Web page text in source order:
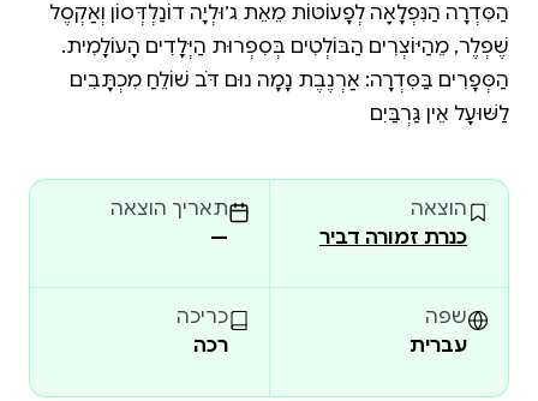
הַסִּדְרָה הַנִּפְלָאָה לְפָעוֹטוֹת מֵאֵת ג׳וּלְיָה דוֹנַלְדְּסוֹן וְאַקְסֶל
שֶׁפְלֶר, מֵהַיּוֹצְרִים הַבּוֹלְטִים בְּסִפְרוּת הַיְּלָדִים הָעוֹלָמִית.
הַסְּפָרִים בַּסִּדְרָה: אַרְנֶבֶת נָמָה נוּם דֹּב שׁוֹלֵחַ מִכְתָּבִים
לַשּׁוּעָל אֵין גַּרְבַּיִם
הוצאה
כנרת זמורה דביר
תאריך הוצאה
—
שפה
עברית
כריכה
רכה